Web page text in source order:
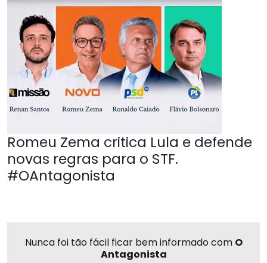
Romeu Zema critica Lula e defende
novas regras para o STF.
#OAntagonista
Nunca foi tão fácil ficar bem informado com O
Antagonista